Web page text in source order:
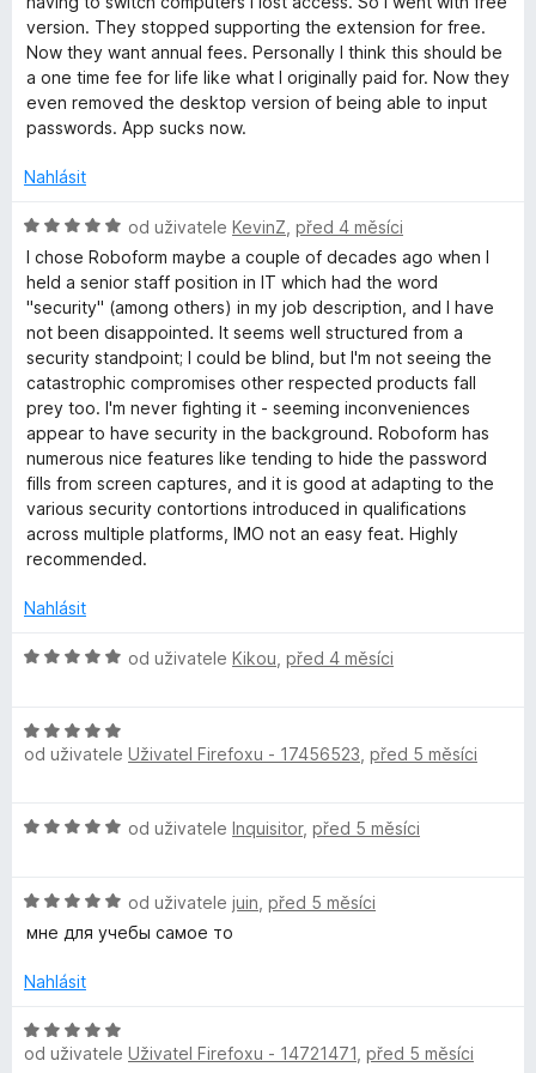
n
o
c
e
n
:
z
5
version. They stopped supporting the extension for free.
Now they want annual fees. Personally I think this should be
a one time fee for life like what I originally paid for. Now they
even removed the desktop version of being able to input
passwords. App sucks now.
Nahlásit
H
o
d
n
o
c
e
n
:
5
z
5
od uživatele KevinZ před 4 měsíci
I chose Roboform maybe a couple of decades ago when I
held a senior staff position in IT which had the word
"security" (among others) in my job description, and I have
not been disappointed. It seems well structured from a
security standpoint; I could be blind, but I'm not seeing the
catastrophic compromises other respected products fall
prey too. I'm never fighting it - seeming inconveniences
appear to have security in the background. Roboform has
numerous nice features like tending to hide the password
fills from screen captures, and it is good at adapting to the
various security contortions introduced in qualifications
across multiple platforms, IMO not an easy feat. Highly
recommended.
Nahlásit
H
n
o
n
5
z
od uživatele Kikou před 4 měsíci
H
o
o
n
5
5
od uživatele Uživatel Firefoxu - 17456523 před 5 měsíci
H
n
o
e
í
:
od uživatele Inquisitor, před 5 měsíci
H
o
n
c
e
od uživatele juin před 5 měsíci
мне для учебы самое то
Nahlásit
H
o
od uživatele Uživatel Firefoxu - 14721471 před 5 měsíci